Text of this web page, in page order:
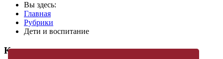
Вы здесь:
Главная
Рубрики
Дети и воспитание
Купить журнал